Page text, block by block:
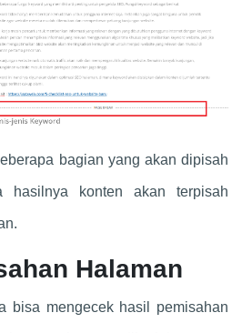
bagian yang akan dipisah
hasilnya konten akan terpisah
Halaman
bisa mengecek hasil pemisahan